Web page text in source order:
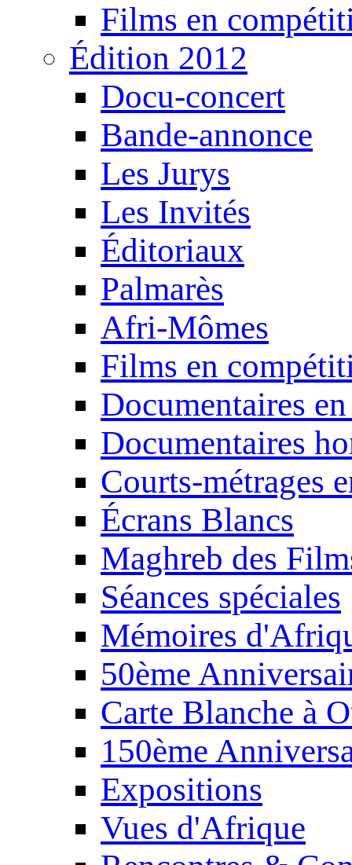
Films en
Édition 2012
Docu-concert
Bande-annonce
Les Jurys
Les Invités
Éditoriaux
Palmarès
Afri-Mômes
Films en
Documentaires
Documentaires
Courts-métrages
Écrans Blancs
Maghreb des
Séances spéciales
Mémoires
50ème
Carte Blanche à
150ème
Expositions
Vues d'Afrique